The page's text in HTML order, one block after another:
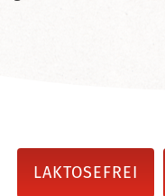
LAKTOSEFREI